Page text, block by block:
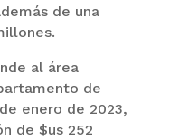
de una
al área
de
enero de 2023,
de $us 252